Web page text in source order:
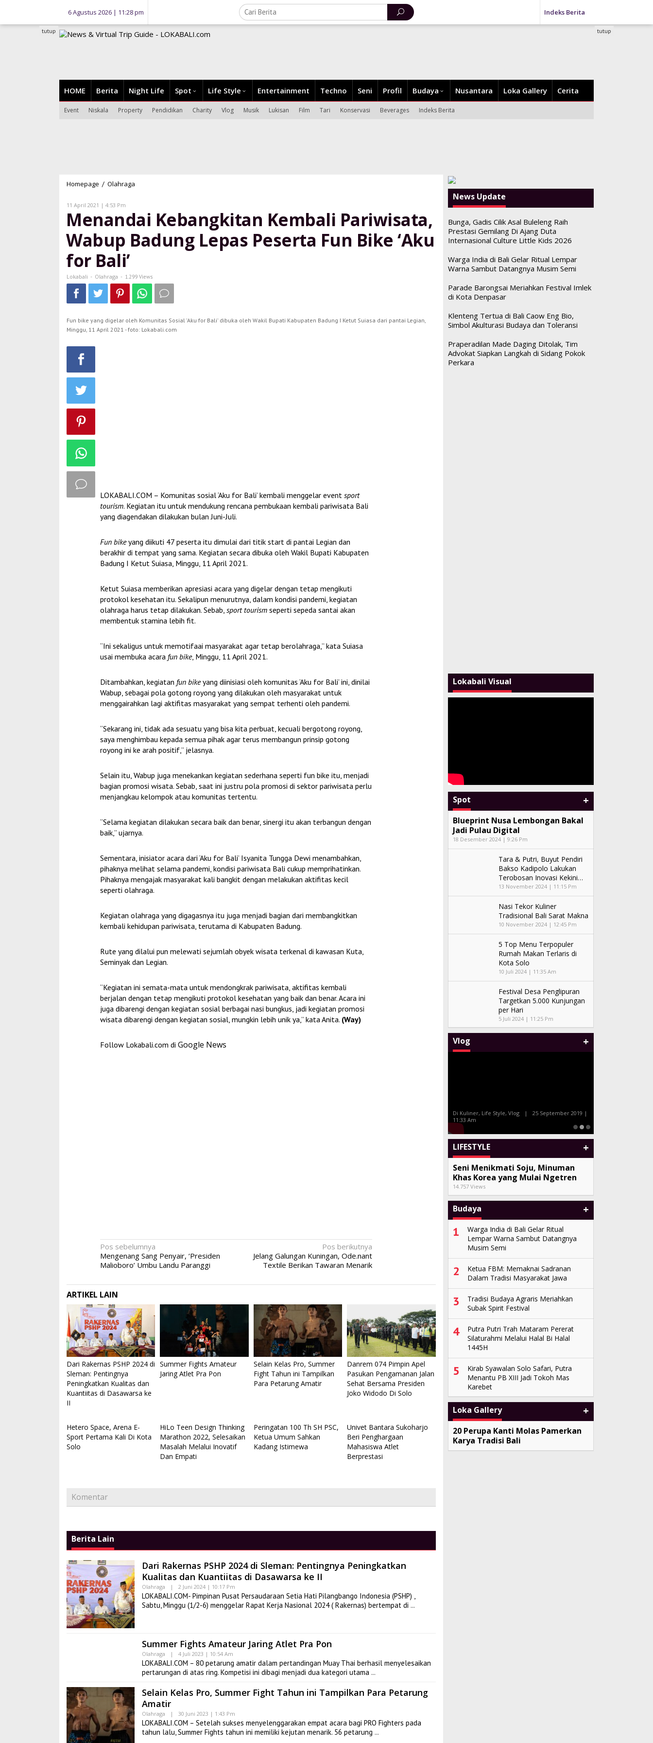
konten
6 Agustus 2026 | 11:28 pm Indeks Berita
HOME Berita Night Life Spot Life Style Entertainment Techno Seni Profil Budaya Nusantara Loka Gallery Cerita
Event Niskala Property Pendidikan Charity Vlog Musik Lukisan Film Tari Konservasi Beverages Indeks Berita
tutup tutup
Homepage / Olahraga
Pariwisata,
Wabup
Lepas
Peserta
'Aku
for
Bali'
11 April 2021 | 4:53 Pm
Menandai Kebangkitan Kembali Pariwisata,
Wabup Badung Lepas Peserta Fun Bike ‘Aku
for Bali’
Lokabali - Olahraga - 1.299 Views
Fun bike yang digelar oleh Komunitas Sosial 'Aku for Bali' dibuka oleh Wakil Bupati Kabupaten Badung I Ketut Suiasa dari pantai Legian,
Minggu, 11 April 2021 - foto: Lokabali.com
LOKABALI.COM – Komunitas sosial ‘Aku for Bali’ kembali menggelar eventsport
tourism. Kegiatan itu untuk mendukung rencana pembukaan kembali pariwisata Bali
yang diagendakan dilakukan bulan Juni-Juli.
Fun bikeyang diikuti 47 peserta itu dimulai dari titik start di pantai Legian dan
berakhir di tempat yang sama. Kegiatan secara dibuka oleh Wakil Bupati Kabupaten
Badung I Ketut Suiasa, Minggu, 11 April 2021.
Ketut Suiasa memberikan apresiasi acara yang digelar dengan tetap mengikuti
protokol kesehatan itu. Sekalipun menurutnya, dalam kondisi pandemi, kegiatan
olahraga harus tetap dilakukan. Sebab,sport tourism seperti sepeda santai akan
membentuk stamina lebih fit.
“Ini sekaligus untuk memotifaai masyarakat agar tetap berolahraga,” kata Suiasa
usai membuka acara fun bike, Minggu, 11 April 2021.
Ditambahkan, kegiatan fun bikeyang diinisiasi oleh komunitas ‘Aku for Bali’ ini, dinilai
Wabup, sebagai pola gotong royong yang dilakukan oleh masyarakat untuk
menggairahkan lagi aktifitas masyarakat yang sempat terhenti oleh pandemi.
“Sekarang ini, tidak ada sesuatu yang bisa kita perbuat, kecuali bergotong royong,
saya menghimbau kepada semua pihak agar terus membangun prinsip gotong
royong ini ke arah positif,” jelasnya.
Selain itu, Wabup juga menekankan kegiatan sederhana seperti fun bike itu, menjadi
bagian promosi wisata. Sebab, saat ini justru pola promosi di sektor pariwisata perlu
menjangkau kelompok atau komunitas tertentu.
“Selama kegiatan dilakukan secara baik dan benar, sinergi itu akan terbangun dengan
baik,” ujarnya.
Sementara, inisiator acara dari ‘Aku for Bali’ Isyanita Tungga Dewi menambahkan,
pihaknya melihat selama pandemi, kondisi pariwisata Bali cukup memprihatinkan.
Pihaknya mengajak masyarakat kali bangkit dengan melakukan aktifitas kecil
seperti olahraga.
Kegiatan olahraga yang digagasnya itu juga menjadi bagian dari membangkitkan
kembali kehidupan pariwisata, terutama di Kabupaten Badung.
Rute yang dilalui pun melewati sejumlah obyek wisata terkenal di kawasan Kuta,
Seminyak dan Legian.
“Kegiatan ini semata-mata untuk mendongkrak pariwisata, aktifitas kembali
berjalan dengan tetap mengikuti protokol kesehatan yang baik dan benar. Acara ini
juga dibarengi dengan kegiatan sosial berbagai nasi bungkus, jadi kegiatan promosi
wisata dibarengi dengan kegiatan sosial, mungkin lebih unik ya,” kata Anita. (Way)
Follow Lokabali.com diGoogle News
Navigasi
pos
Pos sebelumnya
Mengenang Sang Penyair, ‘Presiden
Malioboro’ Umbu Landu Paranggi
Pos berikutnya
Jelang Galungan Kuningan, Ode.nant
Textile Berikan Tawaran Menarik
ARTIKEL LAIN
Dari Rakernas PSHP 2024 di
Sleman: Pentingnya
Peningkatkan Kualitas dan
Kuantiitas di Dasawarsa ke
II
Summer Fights Amateur
Jaring Atlet Pra Pon
Selain Kelas Pro, Summer
Fight Tahun ini Tampilkan
Para Petarung Amatir
Danrem 074 Pimpin Apel
Pasukan Pengamanan Jalan
Sehat Bersama Presiden
Joko Widodo Di Solo
Hetero Space, Arena E-
Sport Pertama Kali Di Kota
Solo
HiLo Teen Design Thinking
Marathon 2022, Selesaikan
Masalah Melalui Inovatif
Dan Empati
Peringatan 100 Th SH PSC,
Ketua Umum Sahkan
Kadang Istimewa
Univet Bantara Sukoharjo
Beri Penghargaan
Mahasiswa Atlet
Berprestasi
Komentar
Berita Lain
Dari Rakernas PSHP 2024 di Sleman: Pentingnya Peningkatkan
Kualitas dan Kuantiitas di Dasawarsa ke II
Olahraga | 2 Juni 2024 | 10:17 Pm
LOKABALI.COM- Pimpinan Pusat Persaudaraan Setia Hati Pilangbango Indonesia (PSHP) ,
Sabtu, Minggu (1/2-6) menggelar Rapat Kerja Nasional 2024 ( Rakernas) bertempat di
Summer Fights Amateur Jaring Atlet Pra Pon
Olahraga | 4 Juli 2023 | 10:54 Am
LOKABALI.COM – 80 petarung amatir dalam pertandingan Muay Thai berhasil menyelesaikan
pertarungan di atas ring. Kompetisi ini dibagi menjadi dua kategori utama
Selain Kelas Pro, Summer Fight Tahun ini Tampilkan Para Petarung
Amatir
Olahraga | 30 Juni 2023 | 1:43 Pm
LOKABALI.COM – Setelah sukses menyelenggarakan empat acara bagi PRO Fighters pada
tahun lalu, Summer Fights tahun ini memiliki kejutan menarik. 56 petarung
News Update
Bunga, Gadis Cilik Asal Buleleng Raih
Prestasi Gemilang Di Ajang Duta
Internasional Culture Little Kids 2026
Warga India di Bali Gelar Ritual Lempar
Warna Sambut Datangnya Musim Semi
Parade Barongsai Meriahkan Festival Imlek
di Kota Denpasar
Klenteng Tertua di Bali Caow Eng Bio,
Simbol Akulturasi Budaya dan Toleransi
Praperadilan Made Daging Ditolak, Tim
Advokat Siapkan Langkah di Sidang Pokok
Perkara
Lokabali Visual
Spot +
Blueprint Nusa Lembongan Bakal
Jadi Pulau Digital
18 Desember 2024 | 9:26 Pm
Tara & Putri, Buyut Pendiri
Bakso Kadipolo Lakukan
Terobosan Inovasi Kekini…
13 November 2024 | 11:15 Pm
Nasi Tekor Kuliner
Tradisional Bali Sarat Makna
10 November 2024 | 12:45 Pm
5 Top Menu Terpopuler
Rumah Makan Terlaris di
Kota Solo
10 Juli 2024 | 11:35 Am
Festival Desa Penglipuran
Targetkan 5.000 Kunjungan
per Hari
5 Juli 2024 | 11:25 Pm
Vlog +
Di Kuliner, Life Style, Vlog |
25 September 2019 |
11:33 Am
Sand
LIFESTYLE +
Seni Menikmati Soju, Minuman
Khas Korea yang Mulai Ngetren
14.757 Views
Budaya +
1
Warga India di Bali Gelar Ritual
Lempar Warna Sambut Datangnya
Musim Semi
2
Ketua FBM: Memaknai Sadranan
Dalam Tradisi Masyarakat Jawa
3
Tradisi Budaya Agraris Meriahkan
Subak Spirit Festival
4
Putra Putri Trah Mataram Pererat
Silaturahmi Melalui Halal Bi Halal
1445H
5
Kirab Syawalan Solo Safari, Putra
Menantu PB XIII Jadi Tokoh Mas
Karebet
Loka Gallery +
20 Perupa Kanti Molas Pamerkan
Karya Tradisi Bali